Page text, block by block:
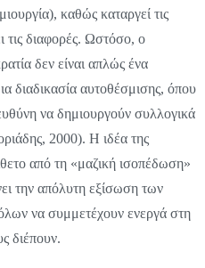
καθώς καταργεί τις
τις διαφορές. Ωστόσο, ο
δεν είναι απλώς ένα
διαδικασία αυτοθέσμισης, όπου
να δημιουργούν συλλογικά
2000). Η ιδέα της
από τη «μαζική ισοπέδωση»
την απόλυτη εξίσωση των
να συμμετέχουν ενεργά στη
διέπουν.